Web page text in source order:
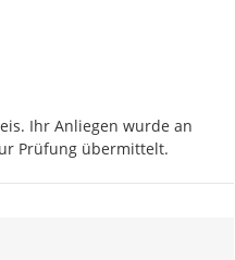
Ihr Anliegen wurde an
Prüfung übermittelt.